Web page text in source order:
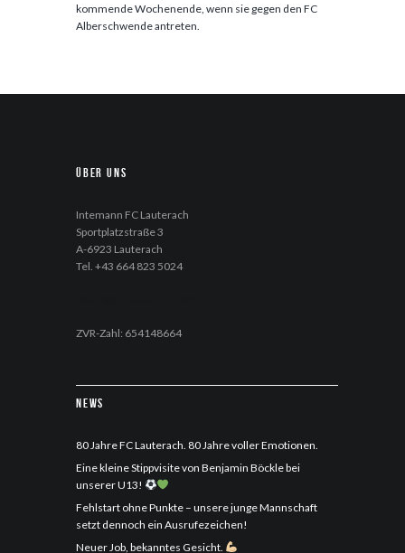
kommende Wochenende, wenn sie gegen den FC
Alberschwende antreten.
Über uns
Intemann FC Lauterach
Sportplatzstraße 3
A-6923 Lauterach
Tel. +43 664 823 5024
ZVR-Zahl: 654148664
News
80 Jahre FC Lauterach. 80 Jahre voller Emotionen.
Eine kleine Stippvisite von Benjamin Böckle bei
unserer U13!
Fehlstart ohne Punkte – unsere junge Mannschaft
setzt dennoch ein Ausrufezeichen!
Neuer Job, bekanntes Gesicht.